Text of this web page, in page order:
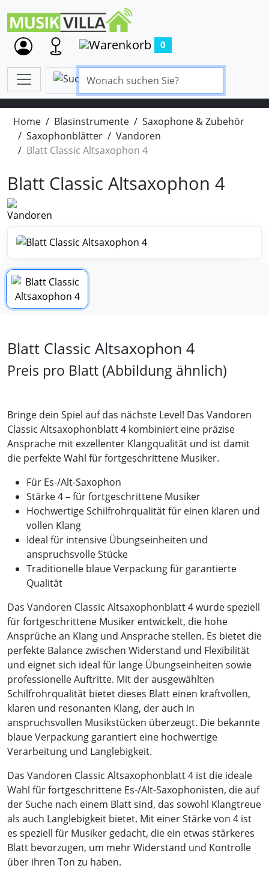
0
Home Blasinstrumente
Saxophone & Zubehör
Saxophonblätter
Vandoren
Blatt Classic Altsaxophon 4
Blatt Classic Altsaxophon 4
Blatt Classic Altsaxophon 4
Preis pro Blatt (Abbildung ähnlich)
Bringe dein Spiel auf das nächste Level! Das Vandoren
Classic Altsaxophonblatt 4 kombiniert eine präzise
Ansprache mit exzellenter Klangqualität und ist damit
die perfekte Wahl für fortgeschrittene Musiker.
Für Es-/Alt-Saxophon
Stärke 4 – für fortgeschrittene Musiker
Hochwertige Schilfrohrqualität für einen klaren und
vollen Klang
Ideal für intensive Übungseinheiten und
anspruchsvolle Stücke
Traditionelle blaue Verpackung für garantierte
Qualität
Das Vandoren Classic Altsaxophonblatt 4 wurde speziell
für fortgeschrittene Musiker entwickelt, die hohe
Ansprüche an Klang und Ansprache stellen. Es bietet die
perfekte Balance zwischen Widerstand und Flexibilität
und eignet sich ideal für lange Übungseinheiten sowie
professionelle Auftritte. Mit der ausgewählten
Schilfrohrqualität bietet dieses Blatt einen kraftvollen,
klaren und resonanten Klang, der auch in
anspruchsvollen Musikstücken überzeugt. Die bekannte
blaue Verpackung garantiert eine hochwertige
Verarbeitung und Langlebigkeit.
Das Vandoren Classic Altsaxophonblatt 4 ist die ideale
Wahl für fortgeschrittene Es-/Alt-Saxophonisten, die auf
der Suche nach einem Blatt sind, das sowohl Klangtreue
als auch Langlebigkeit bietet. Mit einer Stärke von 4 ist
es speziell für Musiker gedacht, die ein etwas stärkeres
Blatt bevorzugen, um mehr Widerstand und Kontrolle
über ihren Ton zu haben.